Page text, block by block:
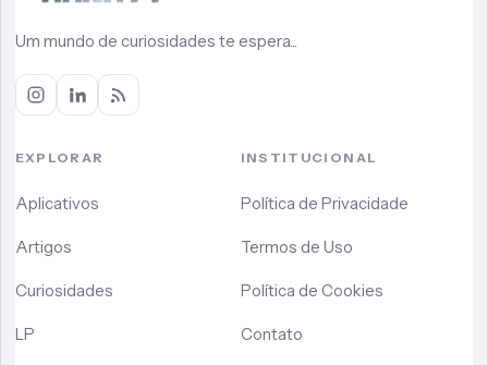
Um mundo de curiosidades te espera...
EXPLORAR
Aplicativos
Artigos
Curiosidades
LP
INSTITUCIONAL
Política de Privacidade
Termos de Uso
Política de Cookies
Contato